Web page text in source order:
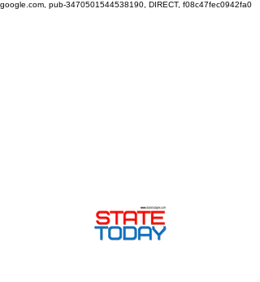
google.com, pub-3470501544538190, DIRECT, f08c47fec0942fa0